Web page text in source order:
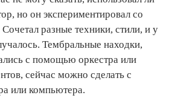
но он экспериментировал со
разные техники, стили, и у
Тембральные находки,
с помощью оркестра или
сейчас можно сделать с
или компьютера.